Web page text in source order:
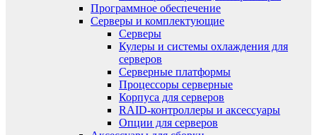
Программное обеспечение
Серверы и комплектующие
Серверы
Кулеры и системы охлаждения для
серверов
Серверные платформы
Процессоры серверные
Корпуса для серверов
RAID-контроллеры и аксессуары
Опции для серверов